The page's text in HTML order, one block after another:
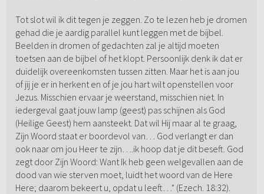
Tot slot wil ik dit tegen je zeggen. Zo te lezen heb je dromen
gehad die je aardig parallel kunt leggen met de bijbel.
Beelden in dromen of gedachten zal je altijd moeten
toetsen aan de bijbel of het klopt. Persoonlijk denk ik dat er
duidelijk overeenkomsten tussen zitten. Maar het is aan jou
of jij je er in herkent en of je jou hart wilt openstellen voor
Jezus. Misschien ervaar je weerstand, misschien niet. In
iedergeval gaat jouw lamp (geest) pas schijnen als God
(Heilige Geest) hem aansteekt. Dat wil Hij maar al te graag,
Zijn Woord staat er boordevol van… God verlangt er dan
ook naar om jou Heer te zijn….ik hoop dat je dit beseft. God
zegt door Zijn Woord: Want Ik heb geen welgevallen aan de
dood van wie sterven moet, luidt het woord van de Here
Here; daarom bekeert u, opdat u leeft…" (Ezech. 18:32).